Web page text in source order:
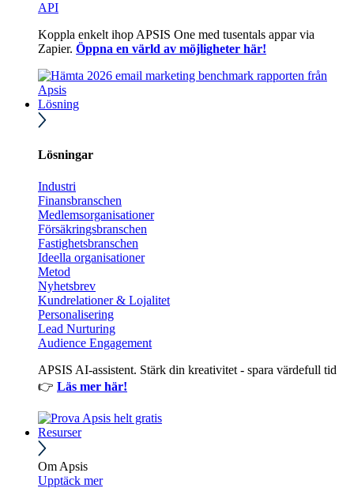
API
Koppla enkelt ihop APSIS One med tusentals appar via
Zapier. Öppna en värld av möjligheter här!
Lösning
Lösningar
Industri
Finansbranschen
Medlemsorganisationer
Försäkringsbranschen
Fastighetsbranschen
Ideella organisationer
Metod
Nyhetsbrev
Kundrelationer & Lojalitet
Personalisering
Lead Nurturing
Audience Engagement
APSIS AI-assistent. Stärk din kreativitet - spara värdefull tid
👉 Läs mer här!
Resurser
Om Apsis
Upptäck mer